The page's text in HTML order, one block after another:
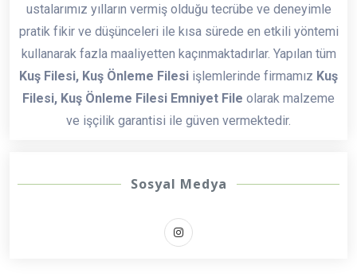
ustalarımız yılların vermiş olduğu tecrübe ve deneyimle
pratik fikir ve düşünceleri ile kısa sürede en etkili yöntemi
kullanarak fazla maaliyetten kaçınmaktadırlar. Yapılan tüm
Kuş Filesi, Kuş Önleme Filesi işlemlerinde firmamız Kuş
Filesi, Kuş Önleme Filesi Emniyet File olarak malzeme
ve işçilik garantisi ile güven vermektedir.
Sosyal Medya